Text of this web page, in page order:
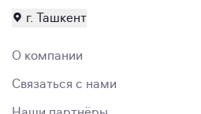
г. Ташкент
О компании
Связаться с нами